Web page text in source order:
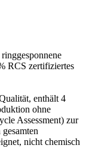
RCS zertifiziertes
enthält 4
ohne
Assessment) zur
nicht chemisch